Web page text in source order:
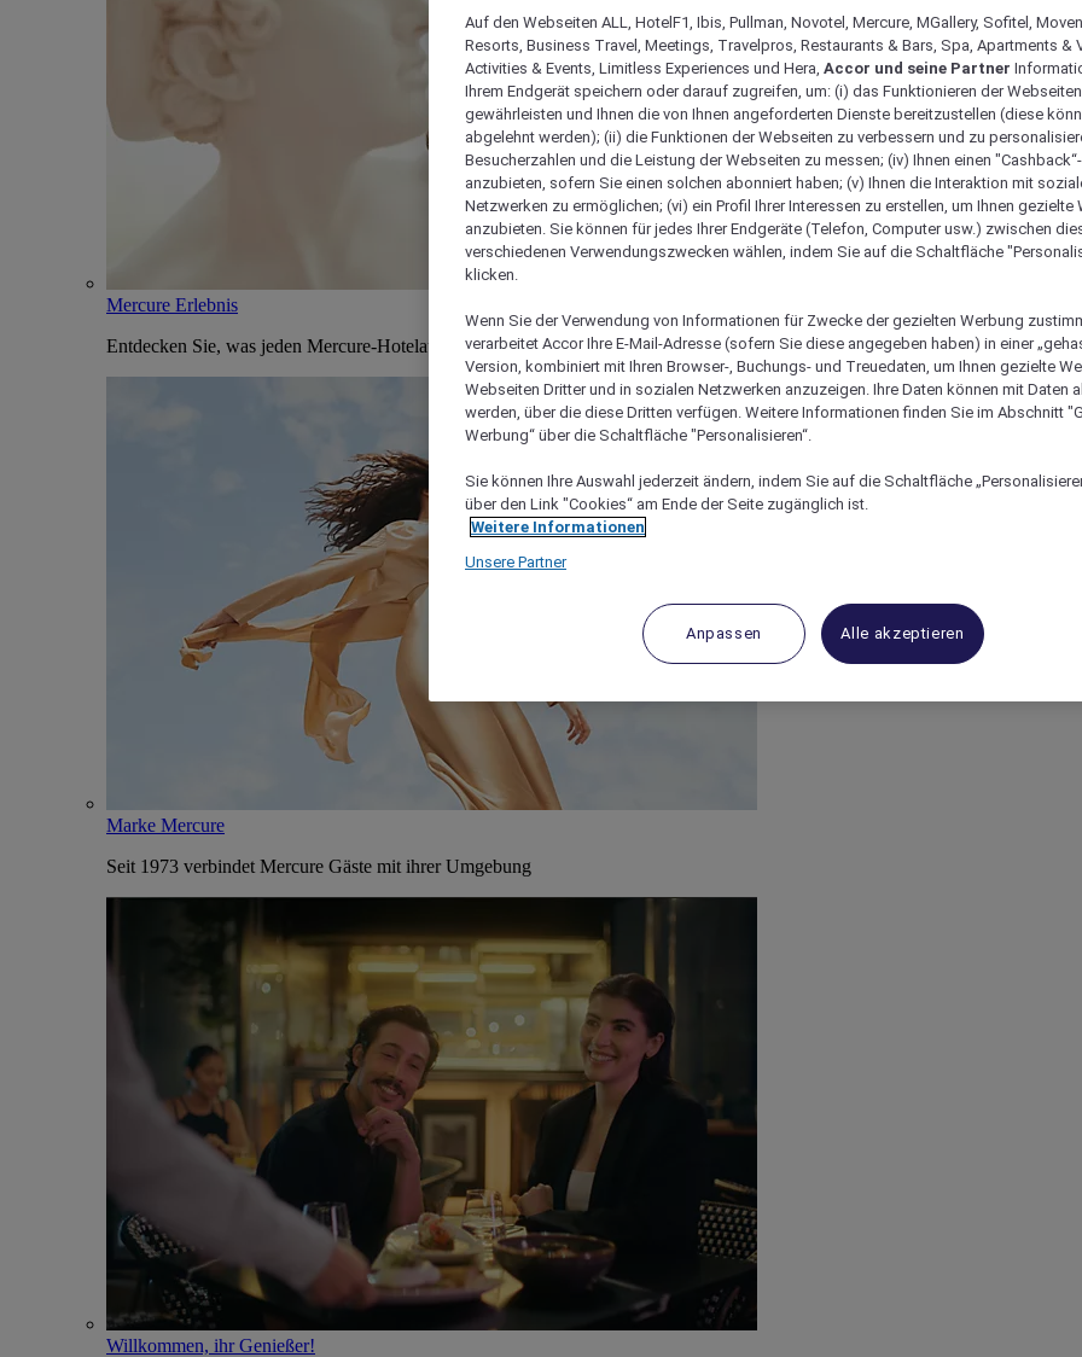
Mercure Erlebnis
Entdecken Sie, was jeden Mercure-Hotelaufenthalt einzigartig macht
Marke Mercure
Seit 1973 verbindet Mercure Gäste mit ihrer Umgebung
Willkommen, ihr Genießer!
Auf den Webseiten ALL, HotelF1, Ibis, Pullman, Novotel, Mercure, MGallery, Sofitel,
Resorts, Business Travel, Meetings, Travelpros, Restaurants & Bars, Spa, Apartments &
Activities & Events, Limitless Experiences und Hera, Accor und seine Partner
Ihrem Endgerät speichern oder darauf zugreifen, um: (i) das Funktionieren der
gewährleisten und Ihnen die von Ihnen angeforderten Dienste bereitzustellen (diese
abgelehnt werden); (ii) die Funktionen der Webseiten zu verbessern und zu
Besucherzahlen und die Leistung der Webseiten zu messen; (iv) Ihnen einen
anzubieten, sofern Sie einen solchen abonniert haben; (v) Ihnen die Interaktion mit
Netzwerken zu ermöglichen; (vi) ein Profil Ihrer Interessen zu erstellen, um Ihnen gezielte
anzubieten. Sie können für jedes Ihrer Endgeräte (Telefon, Computer usw.) zwischen
verschiedenen Verwendungszwecken wählen, indem Sie auf die Schaltfläche
klicken.
Wenn Sie der Verwendung von Informationen für Zwecke der gezielten Werbung
verarbeitet Accor Ihre E-Mail-Adresse (sofern Sie diese angegeben haben) in einer
Version, kombiniert mit Ihren Browser-, Buchungs- und Treuedaten, um Ihnen gezielte
Webseiten Dritter und in sozialen Netzwerken anzuzeigen. Ihre Daten können mit Daten
werden, über die diese Dritten verfügen. Weitere Informationen finden Sie im Abschnitt
Werbung“ über die Schaltfläche "Personalisieren“.
Sie können Ihre Auswahl jederzeit ändern, indem Sie auf die Schaltfläche
über den Link "Cookies“ am Ende der Seite zugänglich ist.
Weitere Informationen
Unsere Partner
Anpassen Alle akzeptieren